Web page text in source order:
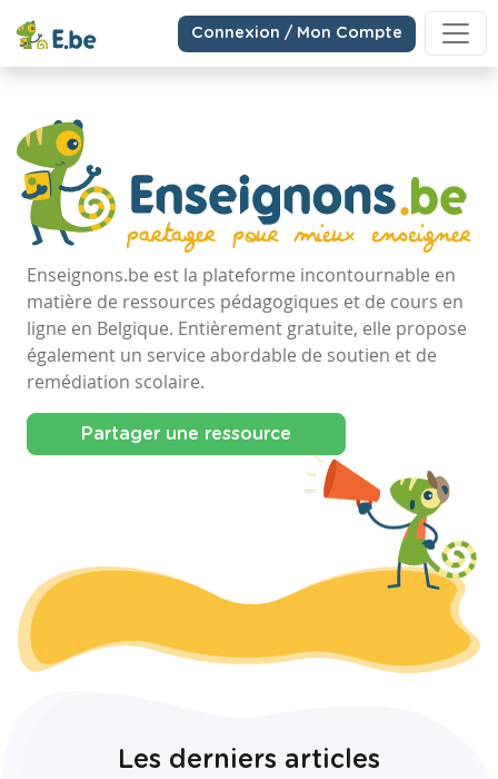
Connexion / Mon Compte
Enseignons.be est la plateforme incontournable en
matière de ressources pédagogiques et de cours en
ligne en Belgique. Entièrement gratuite, elle propose
également un service abordable de soutien et de
remédiation scolaire.
Partager une ressource
Les derniers articles